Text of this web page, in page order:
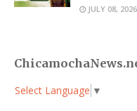
JULY 08, 2026
Select Language ▼